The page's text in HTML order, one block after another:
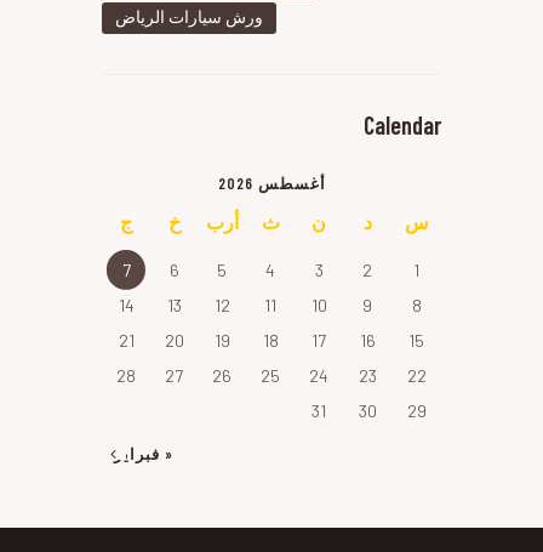
ورش سيارات الرياض
Calendar
أغسطس 2026
س د ن ث أرب خ ج
1
2
3
4
5
6
7
8
9
10
11
12
13
14
15
16
17
18
19
20
21
22
23
24
25
26
27
28
29
30
31
« فبراير